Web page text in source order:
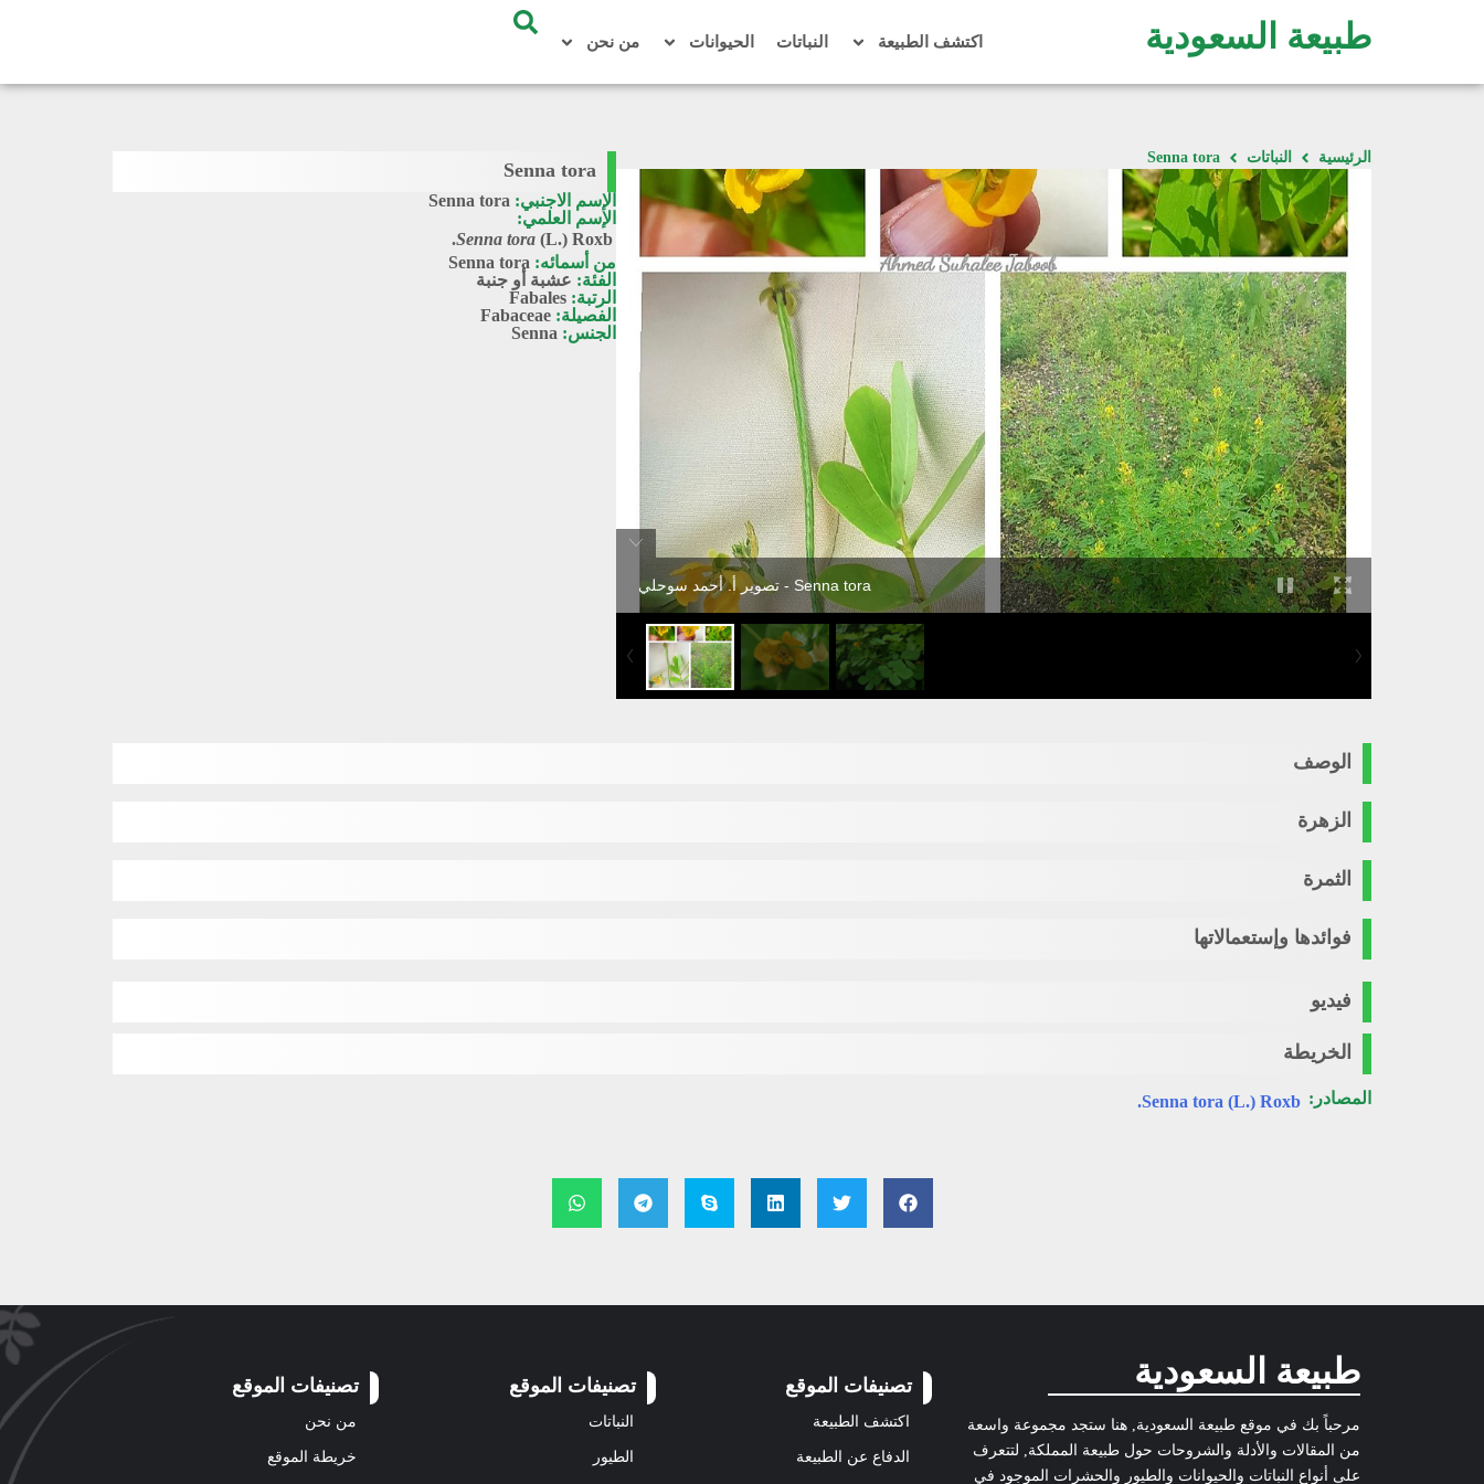
طبيعة السعودية اكتشف الطبيعة النباتات الحيوانات من نحن
الرئيسية النباتات Senna tora
Senna tora - تصوير أ. أحمد سوحلي
Senna tora
الإسم الاجنبي: Senna tora
الإسم العلمي:
Senna tora (L.) Roxb.
من أسمائه: Senna tora
الفئة: عشبة أو جنبة
الرتبة: Fabales
الفصيلة: Fabaceae
الجنس: Senna
الوصف
الزهرة
الثمرة
فوائدها وإستعمالاتها
فيديو
الخريطة
المصادر: Senna tora (L.) Roxb.
طبيعة السعودية
مرحباً بك في موقع طبيعة السعودية, هنا ستجد مجموعة واسعة
من المقالات والأدلة والشروحات حول طبيعة المملكة, لتتعرف
على أنواع النباتات والحيوانات والطيور والحشرات الموجود في
تصنيفات الموقع
اكتشف الطبيعة
الدفاع عن الطبيعة
تصنيفات الموقع
النباتات
الطيور
تصنيفات الموقع
من نحن
خريطة الموقع